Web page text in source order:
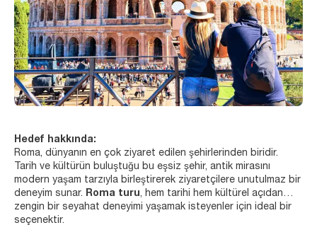
Hedef hakkında:
Roma, dünyanın en çok ziyaret edilen şehirlerinden biridir.
Tarih ve kültürün buluştuğu bu eşsiz şehir, antik mirasını
modern yaşam tarzıyla birleştirerek ziyaretçilere unutulmaz bir
deneyim sunar. Roma turu, hem tarihi hem kültürel açıdan
zengin bir seyahat deneyimi yaşamak isteyenler için ideal bir
seçenektir.